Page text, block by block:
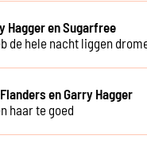
Hagger en Sugarfree
de hele nacht liggen
en Garry Hagger
haar te goed